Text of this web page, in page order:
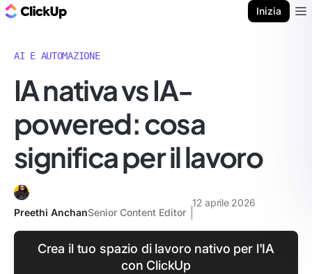
Inizia
AI E AUTOMAZIONE
IA nativa vs IA-
powered: cosa
significa per il lavoro
Preethi AnchanSenior Content Editor
12 aprile 2026
Crea il tuo spazio di lavoro nativo per l'IA
con ClickUp